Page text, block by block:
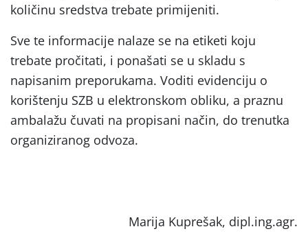
količinu sredstva trebate primijeniti.
Sve te informacije nalaze se na etiketi koju
trebate pročitati, i ponašati se u skladu s
napisanim preporukama. Voditi evidenciju o
korištenju SZB u elektronskom obliku, a praznu
ambalažu čuvati na propisani način, do trenutka
organiziranog odvoza.
Marija Kuprešak, dipl.ing.agr.